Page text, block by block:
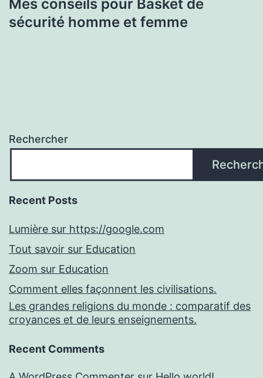
Mes conseils pour Basket de
sécurité homme et femme
Rechercher
Recent Posts
Lumière sur https://google.com
Tout savoir sur Education
Zoom sur Education
Comment elles façonnent les civilisations.
Les grandes religions du monde : comparatif des
croyances et de leurs enseignements.
Recent Comments